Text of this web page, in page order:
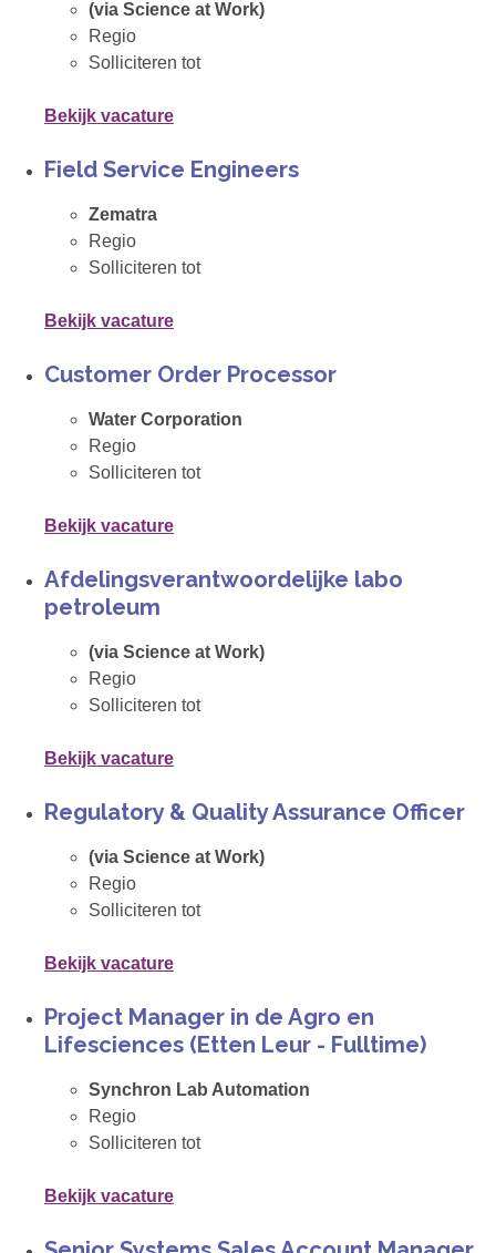
(via Science at Work)
Regio
Solliciteren tot
Bekijk vacature
Field Service Engineers
Zematra
Regio
Solliciteren tot
Bekijk vacature
Customer Order Processor
Water Corporation
Regio
Solliciteren tot
Bekijk vacature
Afdelingsverantwoordelijke labo
petroleum
(via Science at Work)
Regio
Solliciteren tot
Bekijk vacature
Regulatory & Quality Assurance Officer
(via Science at Work)
Regio
Solliciteren tot
Bekijk vacature
Project Manager in de Agro en
Lifesciences (Etten Leur - Fulltime)
Synchron Lab Automation
Regio
Solliciteren tot
Bekijk vacature